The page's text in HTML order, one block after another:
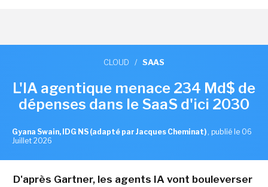
CLOUD / SAAS
L'IA agentique menace 234 Md$ de
dépenses dans le SaaS d'ici 2030
Gyana Swain, IDG NS (adapté par Jacques Cheminat) , publié le 06
Juillet 2026
D'après Gartner, les agents IA vont bouleverser